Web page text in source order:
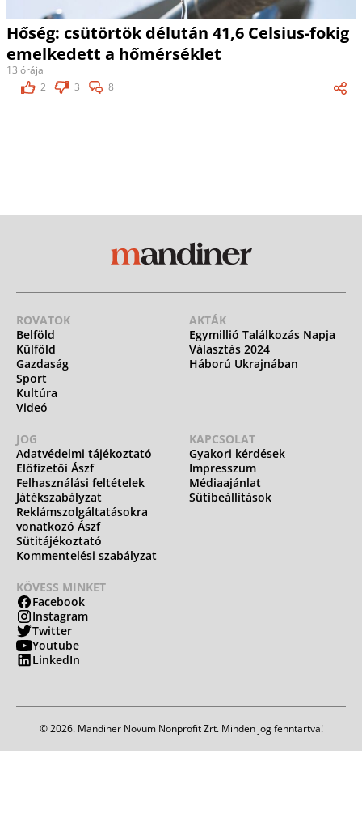
Hőség: csütörtök délután 41,6 Celsius-fokig
emelkedett a hőmérséklet
13 órája
2
3 8
ROVATOK
Belföld
Külföld
Gazdaság
Sport
Kultúra
Videó
AKTÁK
Egymillió Találkozás Napja
Választás 2024
Háború Ukrajnában
JOG
Adatvédelmi tájékoztató
Előfizetői Ászf
Felhasználási feltételek
Játékszabályzat
Reklámszolgáltatásokra
vonatkozó Ászf
Sütitájékoztató
Kommentelési szabályzat
KAPCSOLAT
Gyakori kérdések
Impresszum
Médiaajánlat
Sütibeállítások
KÖVESS MINKET
Facebook
Instagram
Twitter
Youtube
LinkedIn
© 2026. Mandiner Novum Nonprofit Zrt. Minden jog fenntartva!